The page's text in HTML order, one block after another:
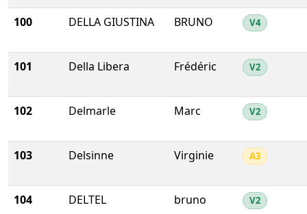
100 DELLA GIUSTINA BRUNO V4
101 Della Libera Frédéric V2
102 Delmarle Marc V2
103 Delsinne Virginie A3
104 DELTEL bruno V2